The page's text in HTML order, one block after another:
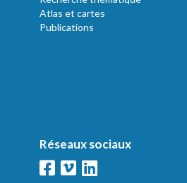
Atlas et cartes
Publications
Réseaux sociaux